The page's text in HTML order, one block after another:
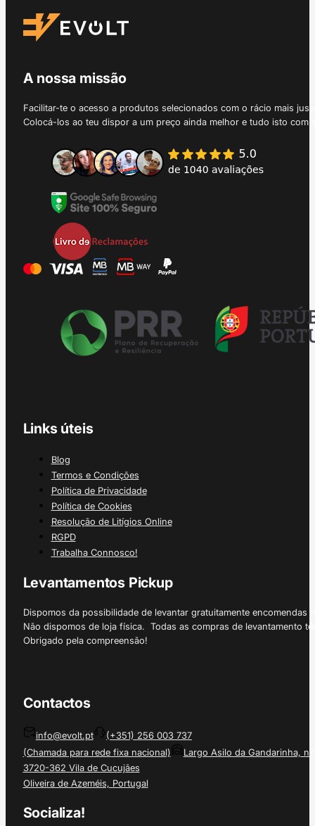
A nossa missão
Facilitar-te o acesso a produtos selecionados com o rácio mais
Colocá-los ao teu dispor a um preço ainda melhor e tudo isto
Links úteis
Blog
Termos e Condições
Política de Privacidade
Política de Cookies
Resolução de Litígios Online
RGPD
Trabalha Connosco!
Levantamentos Pickup
Dispomos da possibilidade de levantar gratuitamente
Não dispomos de loja física. Todas as compras de levantamento
Obrigado pela compreensão!
Contactos
info@evolt.pt
(+351) 256 003 737
(Chamada para rede fixa nacional)
Largo Asilo da Gandarinha, nº
3720-362 Vila de Cucujães
Oliveira de Azeméis, Portugal
Socializa!